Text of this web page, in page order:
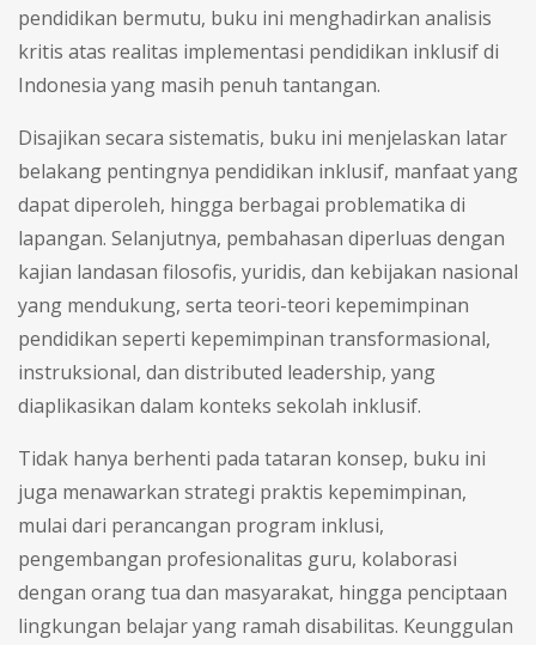
pendidikan bermutu, buku ini menghadirkan analisis
kritis atas realitas implementasi pendidikan inklusif di
Indonesia yang masih penuh tantangan.
Disajikan secara sistematis, buku ini menjelaskan latar
belakang pentingnya pendidikan inklusif, manfaat yang
dapat diperoleh, hingga berbagai problematika di
lapangan. Selanjut­nya, pembahasan diperluas dengan
kajian landasan filosofis, yuridis, dan kebijakan nasional
yang mendukung, serta teori-teori kepemimpinan
pendidikan seperti kepemimpinan transformasional,
instruksional, dan distributed leadership, yang
diaplikasikan dalam konteks sekolah inklusif.
Tidak hanya berhenti pada tataran konsep, buku ini
juga menawarkan strategi praktis kepemimpinan,
mulai dari perancangan program inklusi,
pengembangan profesionalitas guru, kolaborasi
dengan orang tua dan masyarakat, hingga penciptaan
lingkungan belajar yang ramah disabilitas. Keunggulan